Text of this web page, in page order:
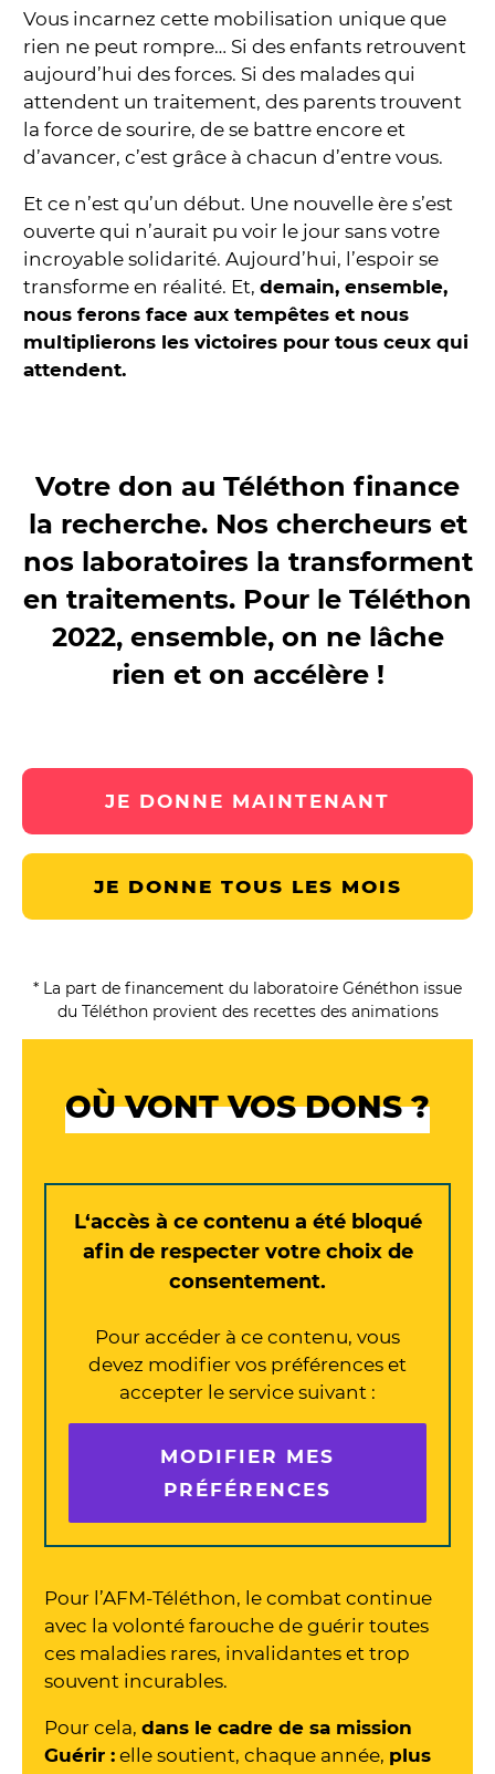
Vous incarnez cette mobilisation unique que
rien ne peut rompre… Si des enfants retrouvent
aujourd’hui des forces. Si des malades qui
attendent un traitement, des parents trouvent
la force de sourire, de se battre encore et
d’avancer, c’est grâce à chacun d’entre vous.
Et ce n’est qu’un début. Une nouvelle ère s’est
ouverte qui n’aurait pu voir le jour sans votre
incroyable solidarité. Aujourd’hui, l’espoir se
transforme en réalité. Et, demain, ensemble,
nous ferons face aux tempêtes et nous
multiplierons les victoires pour tous ceux qui
attendent.
Votre don au Téléthon finance
la recherche.Nos chercheurs et
nos laboratoires la transforment
en traitements. Pour le Téléthon
2022, ensemble, on ne lâche
rien et on accélère !
JE DONNE MAINTENANT
JE DONNE TOUS LES MOIS
* La part de financement du laboratoire Généthon issue
du Téléthon provient des recettes des animations
OÙ VONT VOS DONS ?
L‘accès à ce contenu a été bloqué
afin de respecter votre choix de
consentement.
Pour accéder à ce contenu, vous
devez modifier vos préférences et
accepter le service suivant :
MODIFIER MES
PRÉFÉRENCES
Pour l’AFM-Téléthon, le combat continue
avec la volonté farouche de guérir toutes
ces maladies rares, invalidantes et trop
souvent incurables.
Pour cela, dans le cadre de sa mission
Guérir : elle soutient, chaque année, plus